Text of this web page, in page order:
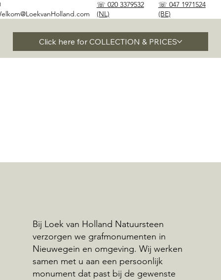
☏ 020 3379532
(NL)
☏ 047 1971524
(BE)
Click here for COLLECTION & PRICES
Bij Loek van Holland Natuursteen
verzorgen we grafmonumenten in
Nieuwegein en omgeving. Wij werken
samen met u aan een persoonlijk
monument dat past bij de gewenste